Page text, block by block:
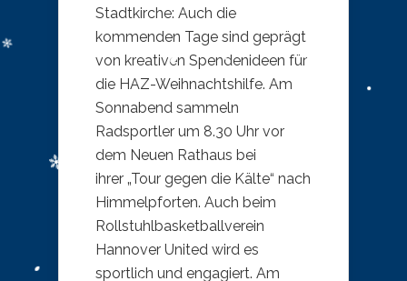
Stadtkirche: Auch die
kommenden Tage sind geprägt
von kreativen Spendenideen für
die HAZ-Weihnachtshilfe. Am
Sonnabend sammeln
Radsportler um 8.30 Uhr vor
dem Neuen Rathaus bei
ihrer „Tour gegen die Kälte“ nach
Himmelpforten. Auch beim
Rollstuhlbasketballverein
Hannover United wird es
sportlich und engagiert. Am